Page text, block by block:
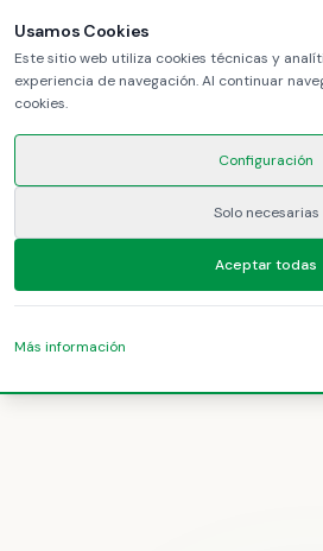
Usamos Cookies
Este sitio web utiliza cookies técnicas y
experiencia de navegación. Al continuar
cookies.
Configuración
Solo necesarias
Aceptar todas
Más información